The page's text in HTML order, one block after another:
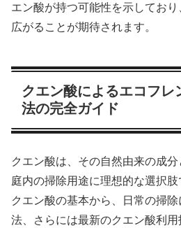
エン酸が持つ可能性を示してお
広がることが期待されます。
クエン酸によるエコフレ
法の完全ガイド
クエン酸は、その自然由来の成
庭内の掃除用途に理想的な選択肢
クエン酸の基本から、日常の掃
法、さらには最新のクエン酸利